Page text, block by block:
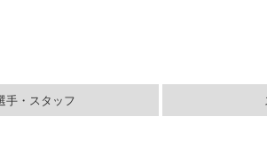
手・スタッフ